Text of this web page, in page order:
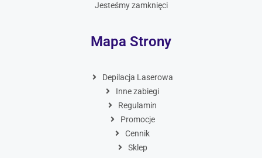
Jesteśmy zamknięci
Mapa Strony
Depilacja Laserowa
Inne zabiegi
Regulamin
Promocje
Cennik
Sklep